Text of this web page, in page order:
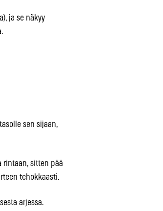
ja se näkyy
sen sijaan,
rintaan, sitten pää
tehokkaasti.
arjessa.